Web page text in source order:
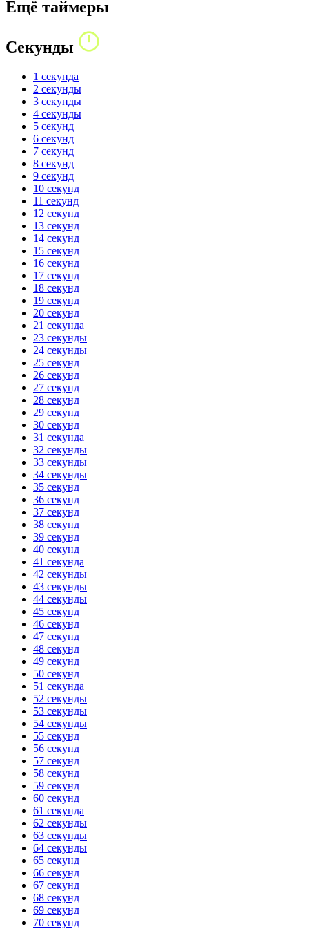
Ещё таймеры
Секунды
1 секунда
2 секунды
3 секунды
4 секунды
5 секунд
6 секунд
7 секунд
8 секунд
9 секунд
10 секунд
11 секунд
12 секунд
13 секунд
14 секунд
15 секунд
16 секунд
17 секунд
18 секунд
19 секунд
20 секунд
21 секунда
23 секунды
24 секунды
25 секунд
26 секунд
27 секунд
28 секунд
29 секунд
30 секунд
31 секунда
32 секунды
33 секунды
34 секунды
35 секунд
36 секунд
37 секунд
38 секунд
39 секунд
40 секунд
41 секунда
42 секунды
43 секунды
44 секунды
45 секунд
46 секунд
47 секунд
48 секунд
49 секунд
50 секунд
51 секунда
52 секунды
53 секунды
54 секунды
55 секунд
56 секунд
57 секунд
58 секунд
59 секунд
60 секунд
61 секунда
62 секунды
63 секунды
64 секунды
65 секунд
66 секунд
67 секунд
68 секунд
69 секунд
70 секунд